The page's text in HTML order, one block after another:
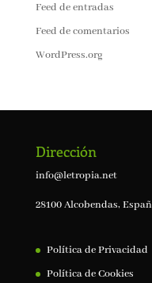
Feed de entradas
Feed de comentarios
WordPress.org
Dirección
info@letropia.net
28100 Alcobendas,
Política de Privacidad
Política de Cookies